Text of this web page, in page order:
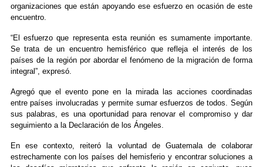
organizaciones que están apoyando ese esfuerzo en ocasión de este
encuentro.
“El esfuerzo que representa esta reunión es sumamente importante.
Se trata de un encuentro hemisférico que refleja el interés de los
países de la región por abordar el fenómeno de la migración de forma
integral”, expresó.
Agregó que el evento pone en la mirada las acciones coordinadas
entre países involucradas y permite sumar esfuerzos de todos. Según
sus palabras, es una oportunidad para renovar el compromiso y dar
seguimiento a la Declaración de los Ángeles.
En ese contexto, reiteró la voluntad de Guatemala de colaborar
estrechamente con los países del hemisferio y encontrar soluciones a